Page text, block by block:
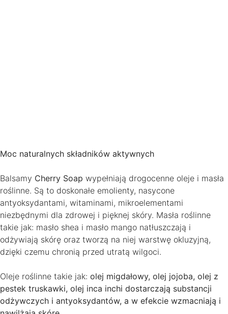
Moc naturalnych składników aktywnych
Balsamy Cherry Soap wypełniają drogocenne oleje i masła
roślinne. Są to doskonałe emolienty, nasycone
antyoksydantami, witaminami, mikroelementami
niezbędnymi dla zdrowej i pięknej skóry. Masła roślinne
takie jak: masło shea i masło mango natłuszczają i
odżywiają skórę oraz tworzą na niej warstwę okluzyjną,
dzięki czemu chronią przed utratą wilgoci.
Oleje roślinne takie jak: olej migdałowy, olej jojoba, olej z
pestek truskawki, olej inca inchi dostarczają substancji
odżywczych i antyoksydantów, a w efekcie wzmacniają i